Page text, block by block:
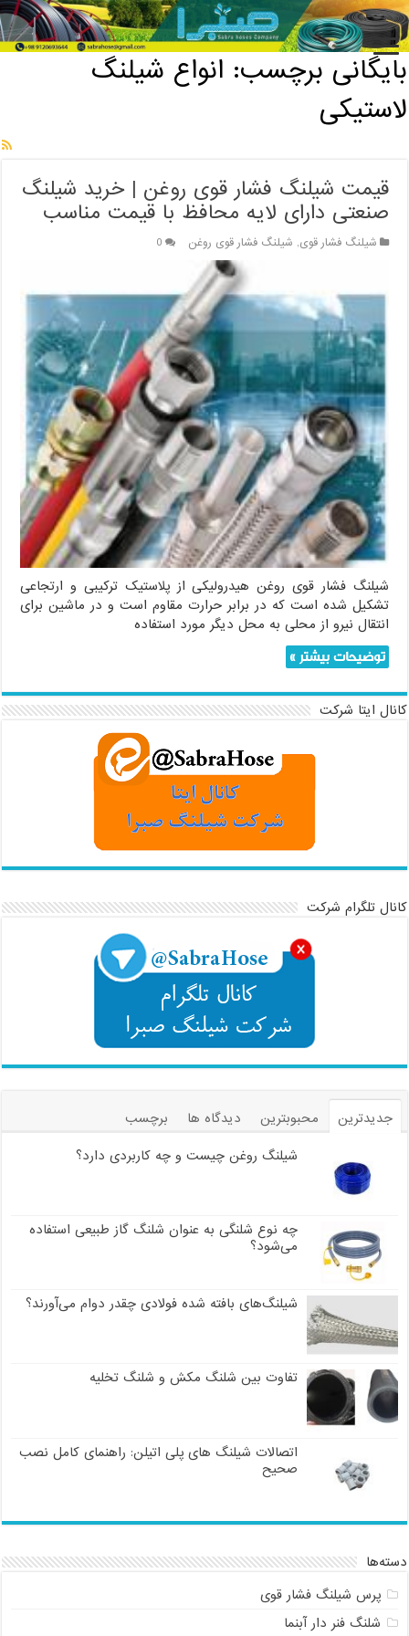
خانه / بایگانی برچسب: انواع شیلنگ لاستیکی
بایگانی برچسب: انواع شیلنگ
لاستیکی
قیمت شیلنگ فشار قوی روغن | خرید شیلنگ
صنعتی دارای لایه محافظ با قیمت مناسب
شیلنگ فشار قوی, شیلنگ فشار قوی روغن 0
شیلنگ فشار قوی روغن هیدرولیکی از پلاستیک ترکیبی و ارتجاعی
تشکیل شده است که در برابر حرارت مقاوم است و در ماشین برای
انتقال نیرو از محلی به محل دیگر مورد استفاده
توضیحات بیشتر »
کانال ایتا شرکت
کانال تلگرام شرکت
جدیدترین محبوبترین دیدگاه ها
برچسب
شیلنگ روغن چیست و چه کاربردی دارد؟
چه نوع شلنگی به عنوان شلنگ گاز طبیعی استفاده
می‌شود؟
شیلنگ‌های بافته شده فولادی چقدر دوام می‌آورند؟
تفاوت بین شلنگ مکش و شلنگ تخلیه
اتصالات شیلنگ های پلی اتیلن: راهنمای کامل نصب
صحیح
دسته‌ها
پرس شیلنگ فشار قوی
شلنگ فنر دار آبنما